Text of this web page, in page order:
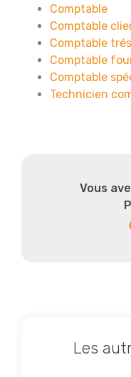
Comptable
Comptable
Comptable
Comptable
Comptable
Technicien
Vous
Les